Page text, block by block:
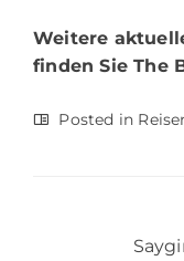
Weitere
finden SieThe
Posted in